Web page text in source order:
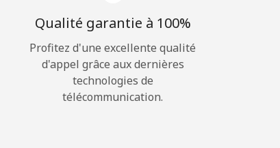
Qualité garantie à 100%
Profitez d'une excellente qualité
d'appel grâce aux dernières
technologies de
télécommunication.